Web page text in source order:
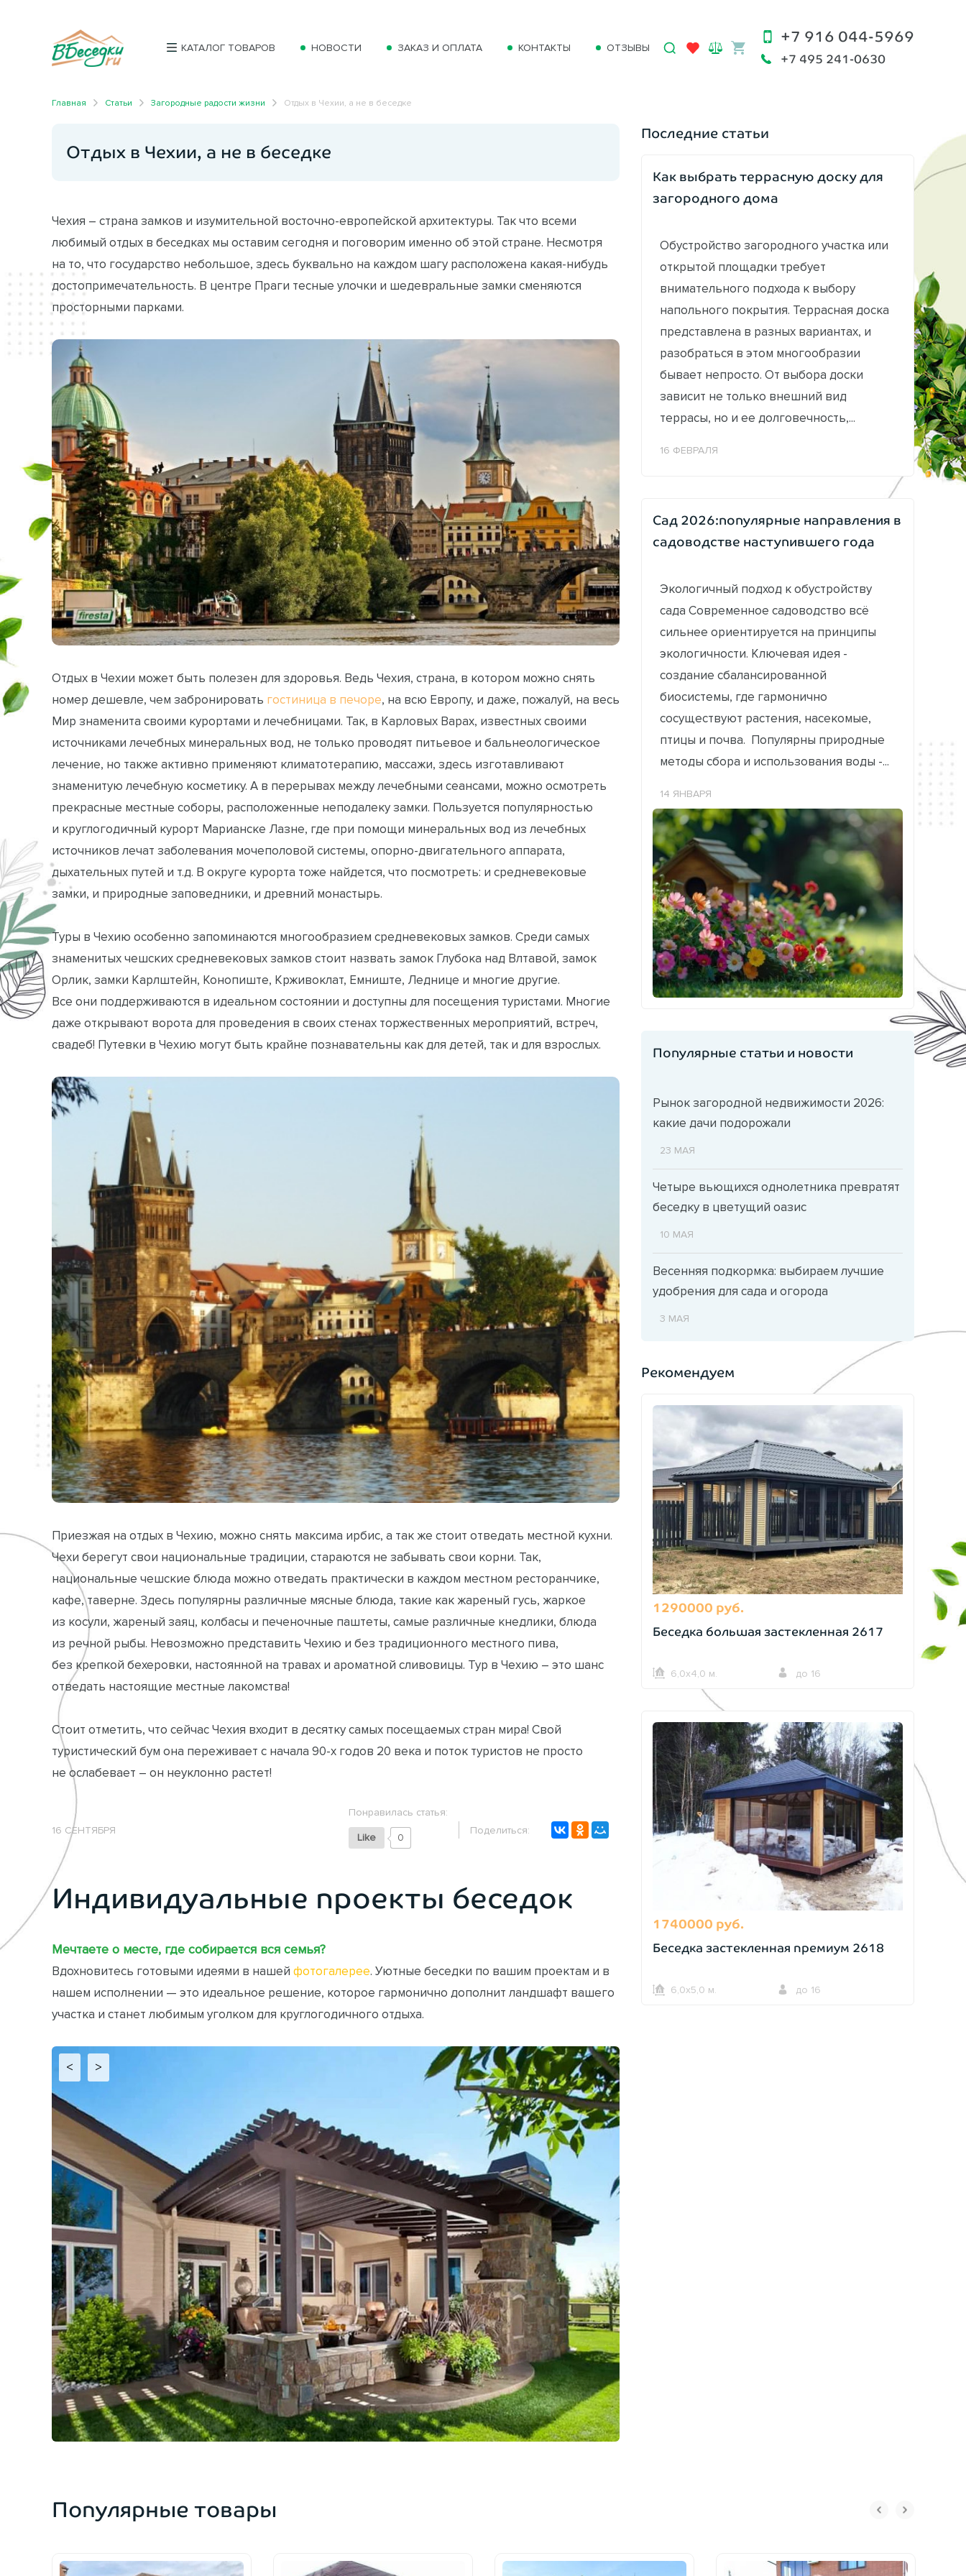
КАТАЛОГ ТОВАРОВ НОВОСТИ ЗАКАЗ И ОПЛАТА КОНТАКТЫ ОТЗЫВЫ
+7 916 044-5969
+7 495 241-0630
Главная Статьи Загородные радости жизни Отдых в Чехии, а не в беседке
Отдых в Чехии, а не в беседке
Чехия – страна замков и изумительной восточно-европейской архитектуры. Так что всеми
любимый отдых в беседках мы оставим сегодня и поговорим именно об этой стране. Несмотря
на то, что государство небольшое, здесь буквально на каждом шагу расположена какая-нибудь
достопримечательность. В центре Праги тесные улочки и шедевральные замки сменяются
просторными парками.
Отдых в Чехии может быть полезен для здоровья. Ведь Чехия, страна, в котором можно снять
номер дешевле, чем забронировать гостиница в печоре, на всю Европу, и даже, пожалуй, на весь
Мир знаменита своими курортами и лечебницами. Так, в Карловых Варах, известных своими
источниками лечебных минеральных вод, не только проводят питьевое и бальнеологическое
лечение, но также активно применяют климатотерапию, массажи, здесь изготавливают
знаменитую лечебную косметику. А в перерывах между лечебными сеансами, можно осмотреть
прекрасные местные соборы, расположенные неподалеку замки. Пользуется популярностью
и круглогодичный курорт Марианске Лазне, где при помощи минеральных вод из лечебных
источников лечат заболевания мочеполовой системы, опорно-двигательного аппарата,
дыхательных путей и т.д. В округе курорта тоже найдется, что посмотреть: и средневековые
замки, и природные заповедники, и древний монастырь.
Туры в Чехию особенно запоминаются многообразием средневековых замков. Среди самых
знаменитых чешских средневековых замков стоит назвать замок Глубока над Влтавой, замок
Орлик, замки Карлштейн, Конопиште, Крживоклат, Емниште, Леднице и многие другие.
Все они поддерживаются в идеальном состоянии и доступны для посещения туристами. Многие
даже открывают ворота для проведения в своих стенах торжественных мероприятий, встреч,
свадеб! Путевки в Чехию могут быть крайне познавательны как для детей, так и для взрослых.
Приезжая на отдых в Чехию, можно снять максима ирбис, а так же стоит отведать местной кухни.
Чехи берегут свои национальные традиции, стараются не забывать свои корни. Так,
национальные чешские блюда можно отведать практически в каждом местном ресторанчике,
кафе, таверне. Здесь популярны различные мясные блюда, такие как жареный гусь, жаркое
из косули, жареный заяц, колбасы и печеночные паштеты, самые различные кнедлики, блюда
из речной рыбы. Невозможно представить Чехию и без традиционного местного пива,
без крепкой бехеровки, настоянной на травах и ароматной сливовицы. Тур в Чехию – это шанс
отведать настоящие местные лакомства!
Стоит отметить, что сейчас Чехия входит в десятку самых посещаемых стран мира! Свой
туристический бум она переживает с начала 90-х годов 20 века и поток туристов не просто
не ослабевает – он неуклонно растет!
16 СЕНТЯБРЯ
Понравилась статья:
Like 0
Поделиться:
Индивидуальные проекты беседок
Мечтаете о месте, где собирается вся семья?
Вдохновитесь готовыми идеями в нашей фотогалерее. Уютные беседки по вашим проектам и в
нашем исполнении — это идеальное решение, которое гармонично дополнит ландшафт вашего
участка и станет любимым уголком для круглогодичного отдыха.
< >
Последние статьи
Как выбрать террасную доску для
загородного дома
Обустройство загородного участка или
открытой площадки требует
внимательного подхода к выбору
напольного покрытия. Террасная доска
представлена в разных вариантах, и
разобраться в этом многообразии
бывает непросто. От выбора доски
зависит не только внешний вид
террасы, но и ее долговечность,...
16 ФЕВРАЛЯ
Сад 2026:популярные направления в
садоводстве наступившего года
Экологичный подход к обустройству
сада Современное садоводство всё
сильнее ориентируется на принципы
экологичности. Ключевая идея -
создание сбалансированной
биосистемы, где гармонично
сосуществуют растения, насекомые,
птицы и почва. Популярны природные
методы сбора и использования воды -...
14 ЯНВАРЯ
Популярные статьи и новости
Рынок загородной недвижимости 2026:
какие дачи подорожали
23 МАЯ
Четыре вьющихся однолетника превратят
беседку в цветущий оазис
10 МАЯ
Весенняя подкормка: выбираем лучшие
удобрения для сада и огорода
3 МАЯ
Рекомендуем
1290000 руб.
Беседка большая застекленная 2617
6,0х4,0 м. до 16
1740000 руб.
Беседка застекленная премиум 2618
6,0х5,0 м. до 16
Популярные товары